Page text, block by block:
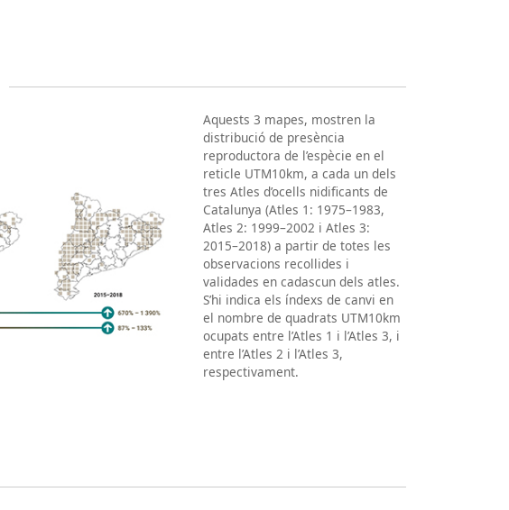
Aquests 3 mapes, mostren la
distribució de presència
reproductora de l’espècie en el
reticle UTM10km, a cada un dels
tres Atles d’ocells nidificants de
Catalunya (Atles 1: 1975–1983,
Atles 2: 1999–2002 i Atles 3:
2015–2018) a partir de totes les
observacions recollides i
validades en cadascun dels atles.
S’hi indica els índexs de canvi en
el nombre de quadrats UTM10km
ocupats entre l’Atles 1 i l’Atles 3, i
entre l’Atles 2 i l’Atles 3,
respectivament.